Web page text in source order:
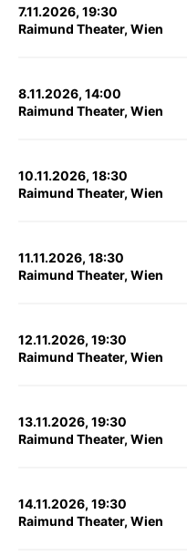
7.11.2026, 19:30
Raimund Theater, Wien
8.11.2026, 14:00
Raimund Theater, Wien
10.11.2026, 18:30
Raimund Theater, Wien
11.11.2026, 18:30
Raimund Theater, Wien
12.11.2026, 19:30
Raimund Theater, Wien
13.11.2026, 19:30
Raimund Theater, Wien
14.11.2026, 19:30
Raimund Theater, Wien